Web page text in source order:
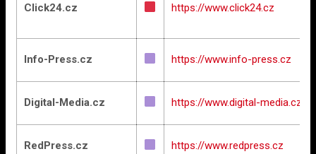
Click24.cz https://www.click24.cz
Info-Press.cz https://www.info-press.cz
Digital-Media.cz https://www.digital-media.cz
RedPress.cz https://www.redpress.cz